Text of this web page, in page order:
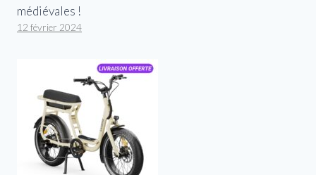
médiévales !
12 février 2024